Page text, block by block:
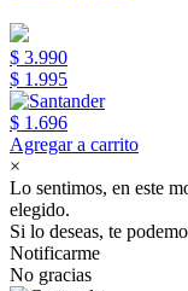
$ 3.990
$ 1.995
$ 1.696
Agregar a carrito
×
Lo sentimos, en este
elegido.
Si lo deseas, te
Notificarme
No gracias